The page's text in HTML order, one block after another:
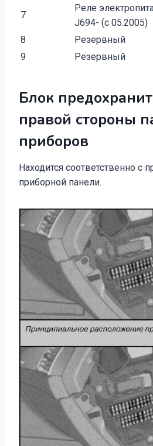
7
Реле
J694- (с 05.2005)
8
Резервный
9
Резервный
Блок
правой стороны
приборов
Находится соответственно с
приборной панели.